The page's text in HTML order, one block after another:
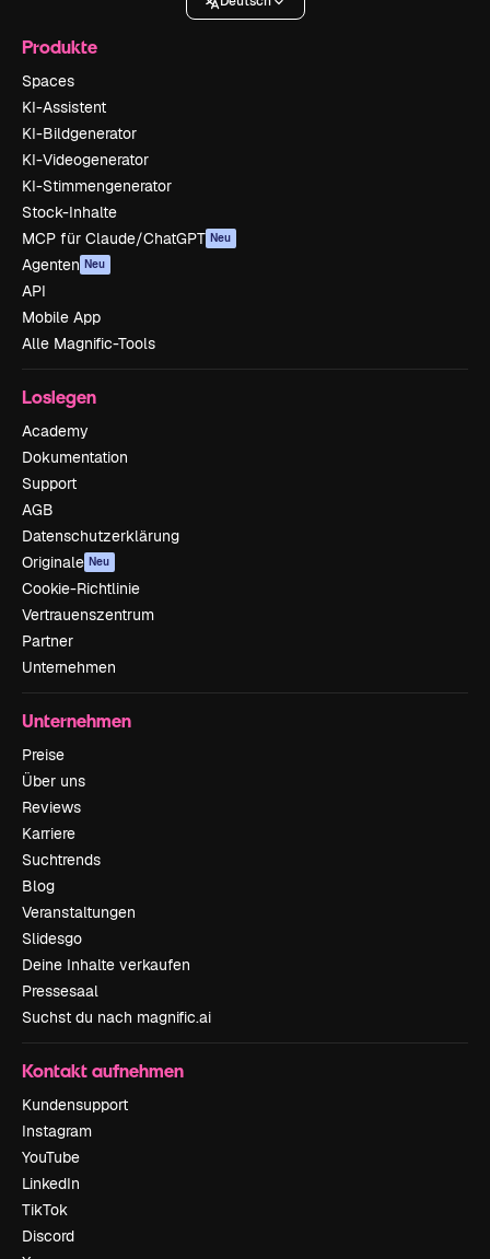
Produkte
Spaces
KI-Assistent
KI-Bildgenerator
KI-Videogenerator
KI-Stimmengenerator
Stock-Inhalte
MCP für Claude/ChatGPT Neu
Agenten Neu
API
Mobile App
Alle Magnific-Tools
Loslegen
Academy
Dokumentation
Support
AGB
Datenschutzerklärung
Originale Neu
Cookie-Richtlinie
Vertrauenszentrum
Partner
Unternehmen
Unternehmen
Preise
Über uns
Reviews
Karriere
Suchtrends
Blog
Veranstaltungen
Slidesgo
Deine Inhalte verkaufen
Pressesaal
Suchst du nach magnific.ai
Kontakt aufnehmen
Kundensupport
Instagram
YouTube
LinkedIn
TikTok
Discord